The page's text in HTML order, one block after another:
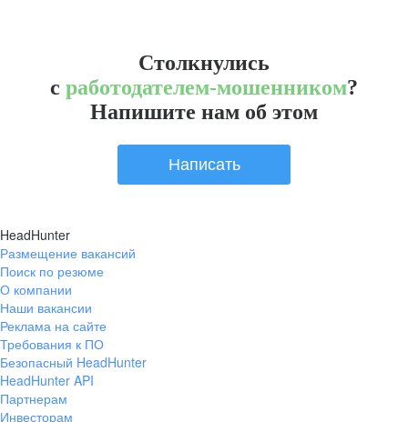
Столкнулись
с работодателем-мошенником?
Напишите нам об этом
Написать
HeadHunter
Размещение вакансий
Поиск по резюме
О компании
Наши вакансии
Реклама на сайте
Требования к ПО
Безопасный HeadHunter
HeadHunter API
Партнерам
Инвесторам